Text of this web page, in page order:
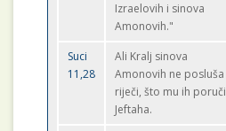
Izraelovih i sinova
Amonovih."
Suci
11,28
Ali Kralj sinova
Amonovih ne posluša
riječi, što mu ih poruči
Jeftaha.